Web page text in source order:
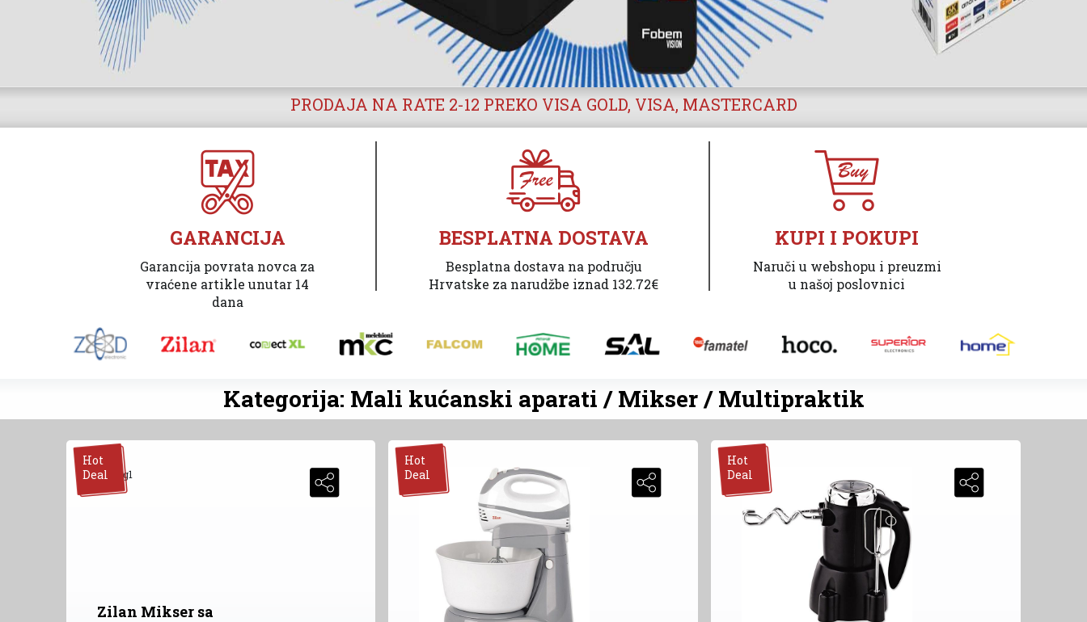
PRODAJA NA RATE 2-12 PREKO VISA GOLD, VISA, MASTERCARD
GARANCIJA
Garancija povrata novca za
vraćene artikle unutar 14
dana
BESPLATNA DOSTAVA
Besplatna dostava na području
Hrvatske za narudžbe iznad 132.72€
KUPI I POKUPI
Naruči u webshopu i preuzmi
u našoj poslovnici
Kategorija: Mali kućanski aparati / Mikser / Multipraktik
Hot
Deal
Zilan Mikser sa
Hot
Deal
Hot
Deal